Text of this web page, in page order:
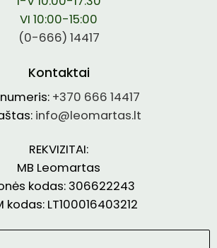
VI 10:00-15:00
(0-666) 14417
Kontaktai
+370 666 14417
info@leomartas.lt
REKVIZITAI:
MB Leomartas
kodas: 306622243
kodas: LT100016403212